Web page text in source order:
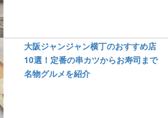
大阪ジャンジャン横丁のおすすめ店
10選！定番の串カツからお寿司まで
名物グルメを紹介